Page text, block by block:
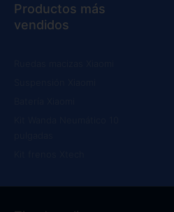
Productos más
vendidos